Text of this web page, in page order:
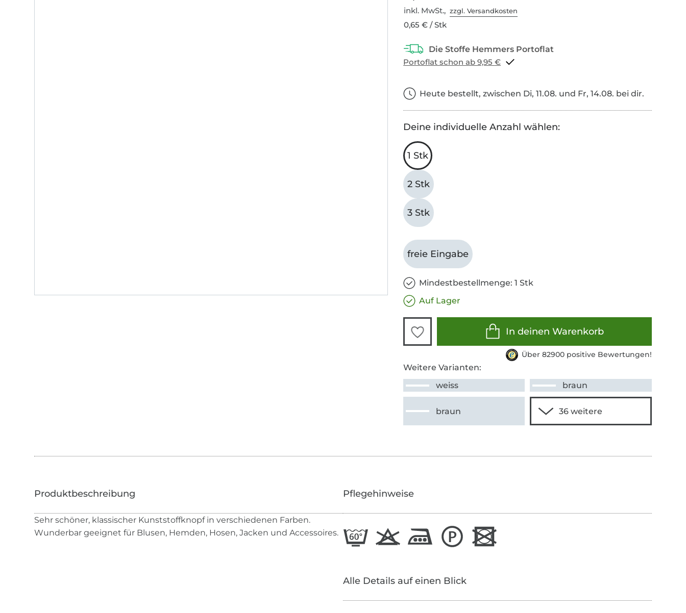
inkl. MwSt.,zzgl. Versandkosten
0,65 € / Stk
Portoflat schon ab 9,95 €
Heute bestellt, zwischen Di, 11.08. und Fr, 14.08. bei dir.
Deine individuelle Anzahl wählen:
1 Stk
2 Stk
3 Stk
freie Eingabe
Mindestbestellmenge: 1 Stk
Auf Lager
In deinen Warenkorb
Über 82900 positive Bewertungen!
Weitere Varianten:
weiss
braun
braun
Sehr schöner, klassischer Kunststoffknopf in verschiedenen Farben.
Wunderbar geeignet für Blusen, Hemden, Hosen, Jacken und Accessoires.
Pflegehinweise
Alle Details auf einen Blick